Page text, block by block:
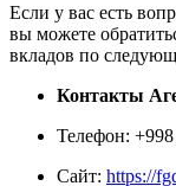
Если у вас есть
вы можете
вкладов по
Контакты
Телефон:
Сайт: https://